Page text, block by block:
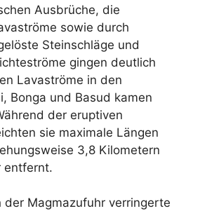
Ausbrüche, die
sowie durch
Steinschläge und
gingen deutlich
Lavaströme in den
Bonga und Basud kamen
der eruptiven
sie maximale Längen
3,8 Kilometern
entfernt.
der Magmazufuhr verringerte